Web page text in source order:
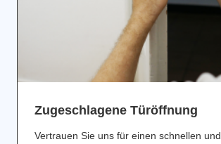
Zugeschlagene Türöffnung
Vertrauen Sie uns für einen schnellen und